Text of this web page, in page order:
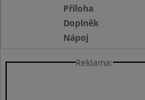
Příloha
Doplněk
Nápoj
Reklama: